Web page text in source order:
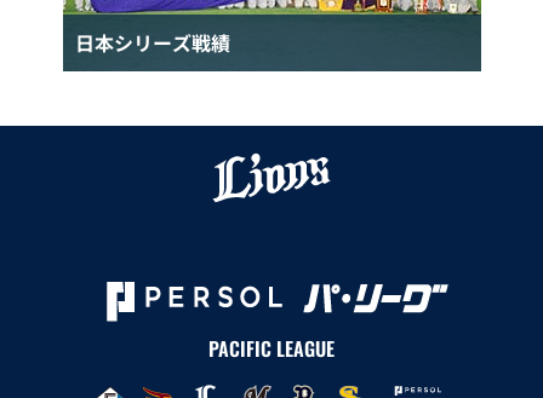
日本シリーズ戦績
PACIFIC LEAGUE